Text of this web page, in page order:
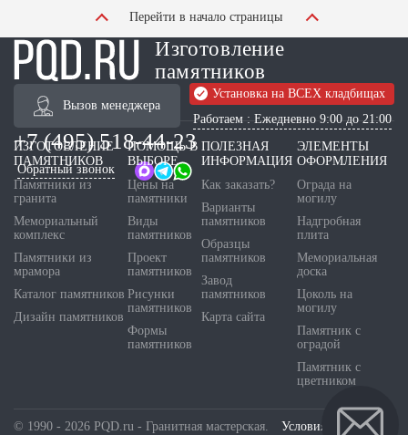
Перейти в начало страницы
Изготовление
памятников
Вызов менеджера
Установка на ВСЕХ кладбищах
Работаем : Ежедневно 9:00 до 21:00
+7 (495) 518-44-23
Обратный звонок
ИЗГОТОВЛЕНИЕ
ПАМЯТНИКОВ
Памятники из
гранита
Мемориальный
комплекс
Памятники из
мрамора
Каталог памятников
Дизайн памятников
ПОМОЩЬ В
ВЫБОРЕ
Цены на
памятники
Виды
памятников
Проект
памятников
Рисунки
памятников
Формы
памятников
ПОЛЕЗНАЯ
ИНФОРМАЦИЯ
Как заказать?
Варианты
памятников
Образцы
памятников
Завод
памятников
Карта сайта
ЭЛЕМЕНТЫ
ОФОРМЛЕНИЯ
Ограда на
могилу
Надгробная
плита
Мемориальная
доска
Цоколь на
могилу
Памятник с
оградой
Памятник с
цветником
© 1990 - 2026 PQD.ru - Гранитная мастерская. Условия